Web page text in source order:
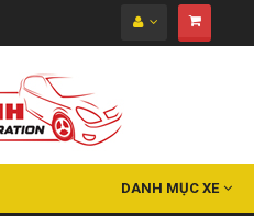
DANH MỤC XE